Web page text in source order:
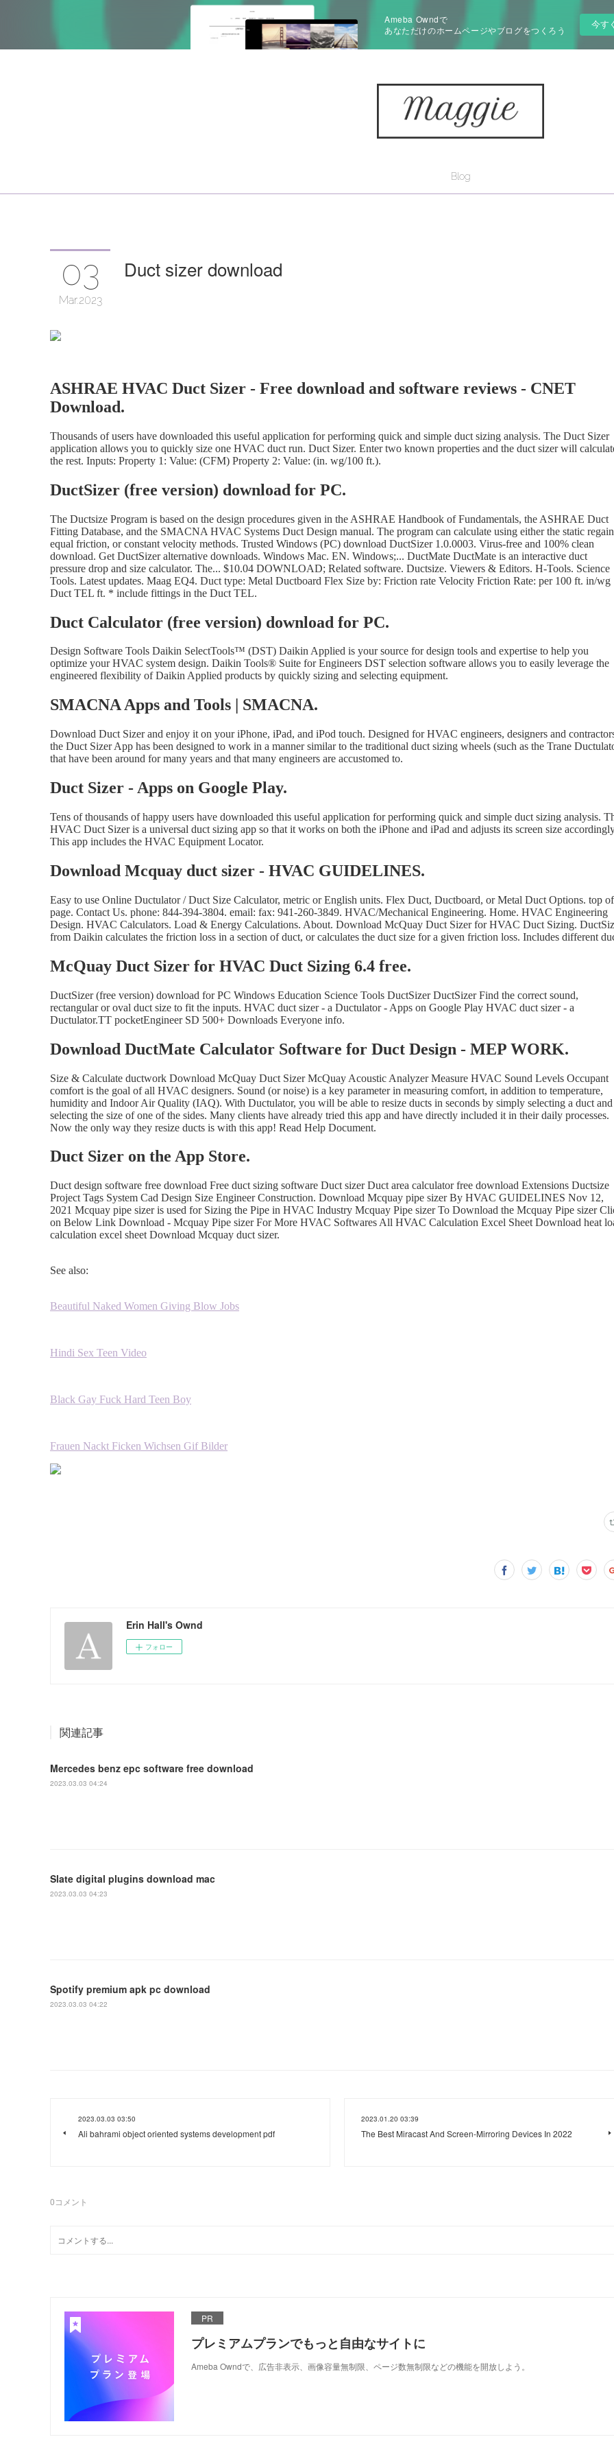
Ameba Owndで
あなただけのホームページやブログをつくろう
今す
Blog
03
Mar 2023
Duct sizer download
Erin Hall's Ownd
フォロー
関連記事
Mercedes benz epc software free download
2023.03.03 04:24
Slate digital plugins download mac
2023.03.03 04:23
Spotify premium apk pc download
2023.03.03 04:22
2023.03.03 03:50
Ali bahrami object oriented systems development pdf
2023.01.20 03:39
The Best Miracast And Screen-Mirroring Devices In 2022
0コメント
PR
プレミアムプランでもっと自由なサイトに
Ameba Owndで、広告非表示、画像容量無制限、ページ数無制限などの機能を開放しよう。